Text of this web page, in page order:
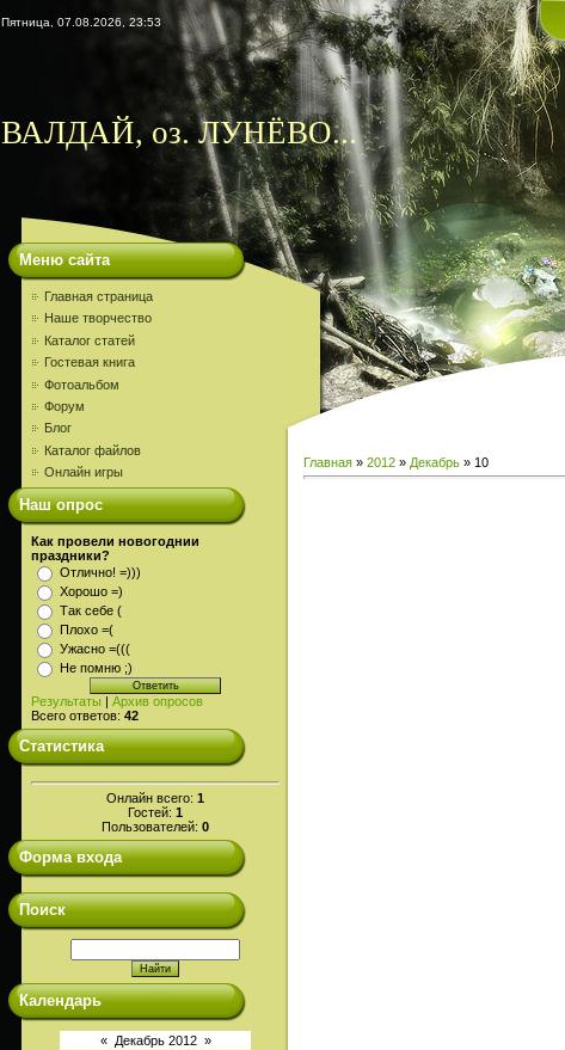
Пятница, 07.08.2026, 23:53
ВАЛДАЙ, оз. ЛУНЁВО...
Меню сайта
Главная страница
Наше творчество
Каталог статей
Гостевая книга
Фотоальбом
Форум
Блог
Каталог файлов
Онлайн игры
Наш опрос
Как провели новогоднии
праздники?
Отлично! =)))
Хорошо =)
Так себе (
Плохо =(
Ужасно =(((
Не помню ;)
Результаты | Архив опросов
Всего ответов: 42
Статистика
Онлайн всего: 1
Гостей: 1
Пользователей: 0
Форма входа
Поиск
Календарь
« Декабрь 2012 »
Главная » 2012 » Декабрь » 10